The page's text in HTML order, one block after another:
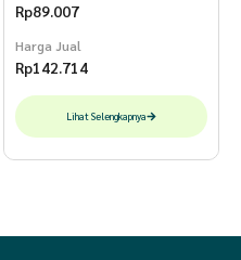
Rp89.007
Harga Jual
Rp142.714
Lihat Selengkapnya